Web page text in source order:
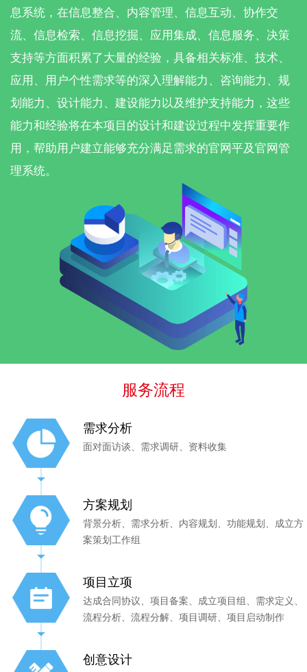
息系统，在信息整合、内容管理、信息互动、协作交
流、信息检索、信息挖掘、应用集成、信息服务、决策
支持等方面积累了大量的经验，具备相关标准、技术、
应用、用户个性需求等的深入理解能力、咨询能力、规
划能力、设计能力、建设能力以及维护支持能力，这些
能力和经验将在本项目的设计和建设过程中发挥重要作
用，帮助用户建立能够充分满足需求的官网平及官网管
理系统。
服务流程
需求分析
面对面访谈、需求调研、资料收集
方案规划
背景分析、需求分析、内容规划、功能规划、成立方
案策划工作组
项目立项
达成合同协议、项目备案、成立项目组、需求定义、
流程分析、流程分解、项目调研、项目启动制作
创意设计